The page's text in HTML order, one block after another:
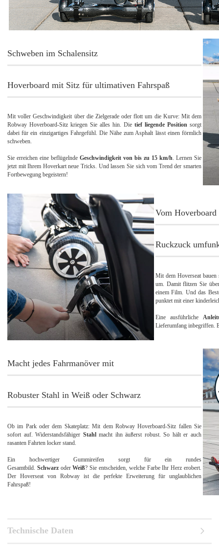
Schweben im Schalensitz
Hoverboard mit Sitz für ultimativen Fahrspaß
Mit voller Geschwindigkeit über die Zielgerade oder flott um die Kurve: Mit dem
Robway Hoverboard-Sitz kriegen Sie alles hin. Die tief liegende Position sorgt
dabei für ein einzigartiges Fahrgefühl. Die Nähe zum Asphalt lässt einen förmlich
schweben.
Sie erreichen eine beflügelnde Geschwindigkeit von bis zu 15 km/h. Lernen Sie
jetzt mit Ihrem Hoverkart neue Tricks. Und lassen Sie sich vom Trend der smarten
Fortbewegung begeistern!
Vom
Ruckzuck
Mit dem Hoverseat
um. Damit flitzen Sie
einem Film. Und das
punktet mit einer
Eine ausführliche
Lieferumfang inbegriffen.
Macht jedes Fahrmanöver mit
Robuster Stahl in Weiß oder Schwarz
Ob im Park oder dem Skateplatz: Mit dem Robway Hoverboard-Sitz fallen Sie
sofort auf. Widerstandsfähiger Stahlmacht ihn äußerst robust. So hält er auch
rasanten Fahrten locker stand.
Ein hochwertiger Gummireifen sorgt für ein rundes
Gesamtbild. SchwarzoderWeiß? Sie entscheiden, welche Farbe Ihr Herz erobert.
Der Hoverseat von Robway ist die perfekte Erweiterung für unglaublichen
Fahrspaß!
Technische Daten